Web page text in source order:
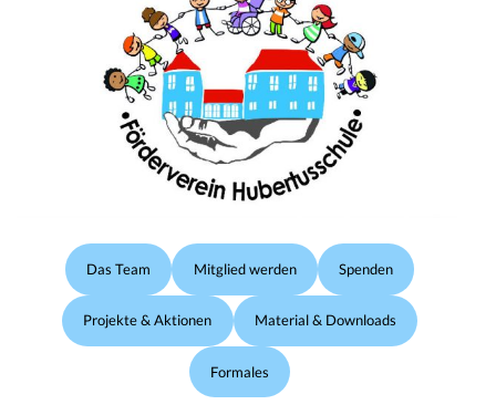
Das Team Mitglied werden Spenden
Projekte & Aktionen Material & Downloads
Formales